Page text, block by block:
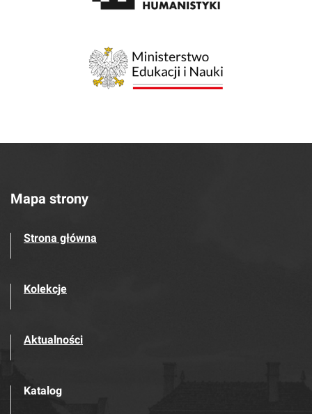
Mapa strony
Strona główna
Kolekcje
Aktualności
Katalog